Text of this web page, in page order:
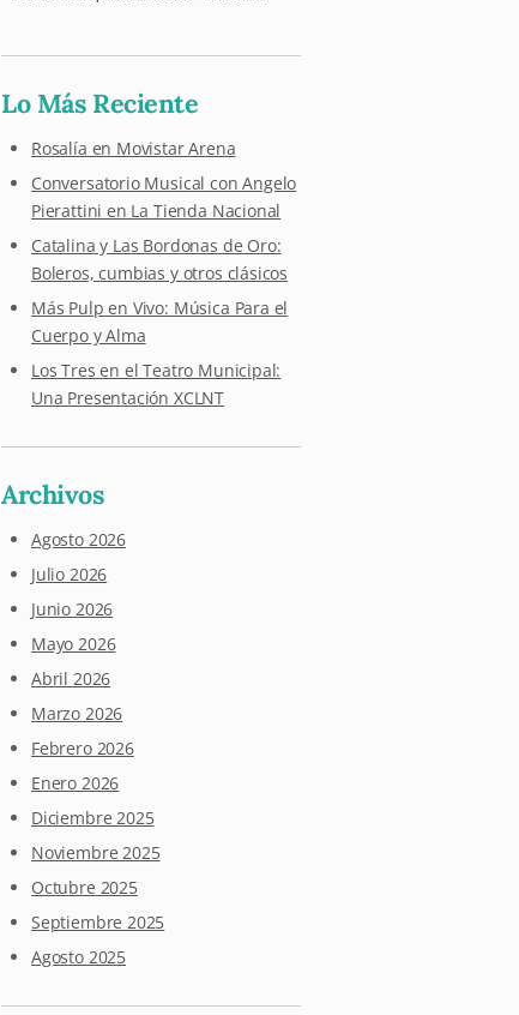
Lo Más Reciente
Rosalía en Movistar Arena
Conversatorio Musical con Angelo
Pierattini en La Tienda Nacional
Catalina y Las Bordonas de Oro:
Boleros, cumbias y otros clásicos
Más Pulp en Vivo: Música Para el
Cuerpo y Alma
Los Tres en el Teatro Municipal:
Una Presentación XCLNT
Archivos
Agosto 2026
Julio 2026
Junio 2026
Mayo 2026
Abril 2026
Marzo 2026
Febrero 2026
Enero 2026
Diciembre 2025
Noviembre 2025
Octubre 2025
Septiembre 2025
Agosto 2025